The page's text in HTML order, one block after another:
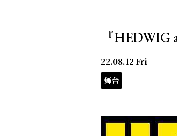
『HEDWIG
22.08.12 Fri
舞台